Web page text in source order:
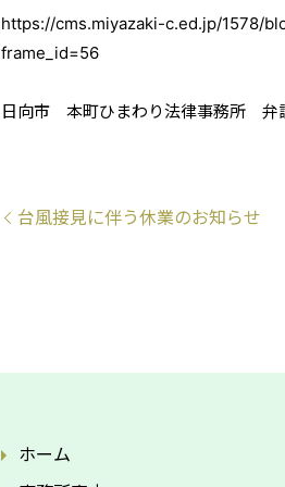
https://cms.miyazaki-c.ed.jp/1578/
frame_id=56
日向市 本町ひまわり法律事務所
台風接見に伴う休業のお知らせ
ホーム